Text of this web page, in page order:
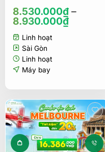
8.530.000₫–
8.930.000₫
Linh hoạt
Sài Gòn
Linh hoạt
Máy bay